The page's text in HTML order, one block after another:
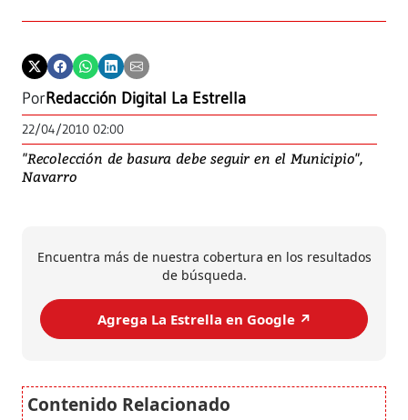
PorRedacción Digital La Estrella
22/04/2010 02:00
"Recolección de basura debe seguir en el Municipio",
Navarro
Encuentra más de nuestra cobertura en los resultados
de búsqueda.
Agrega La Estrella en Google ↗️